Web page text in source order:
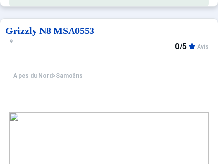
Grizzly N8 MSA0553
Alpes du Nord >Samoëns
0/5 Avis